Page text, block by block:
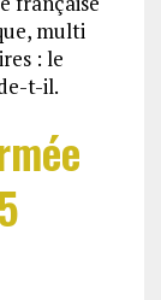
multi
: le
t-il.